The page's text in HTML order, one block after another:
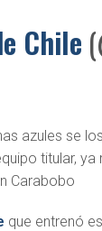
Chile
azules se
titular,
Carabobo
que entrenó